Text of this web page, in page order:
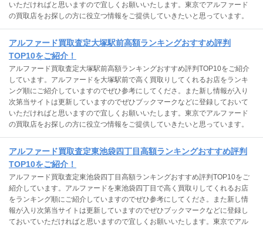
いただければと思いますので宜しくお願いいたします。東京でアルファード
の買取店をお探しの方に役立つ情報をご提供していきたいと思っています。
アルファード買取査定大塚駅前高額ランキングおすすめ評判
TOP10をご紹介！
アルファード買取査定大塚駅前高額ランキングおすすめ評判TOP10をご紹介
しています。アルファードを大塚駅前で高く買取りしてくれるお店をランキ
ング順にご紹介していますのでぜひ参考にしてくださ。また新し情報が入り
次第当サイトは更新していますのでぜひブックマークなどに登録しておいて
いただければと思いますので宜しくお願いいたします。東京でアルファード
の買取店をお探しの方に役立つ情報をご提供していきたいと思っています。
アルファード買取査定東池袋四丁目高額ランキングおすすめ評判
TOP10をご紹介！
アルファード買取査定東池袋四丁目高額ランキングおすすめ評判TOP10をご
紹介しています。アルファードを東池袋四丁目で高く買取りしてくれるお店
をランキング順にご紹介していますのでぜひ参考にしてくださ。また新し情
報が入り次第当サイトは更新していますのでぜひブックマークなどに登録し
ておいていただければと思いますので宜しくお願いいたします。東京でアル